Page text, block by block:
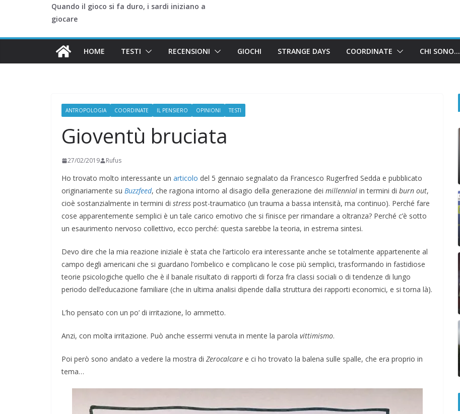
Quando il gioco si fa duro, i sardi iniziano a
giocare
HOME TESTI RECENSIONI GIOCHI STRANGE DAYS COORDINATE CHI SONO…
ANTROPOLOGIA COORDINATE IL PENSIERO OPINIONI TESTI
Gioventù bruciata
27/02/2019 Rufus
Ho trovato molto interessante un articolo del 5 gennaio segnalato da Francesco Rugerfred Sedda e pubblicato
originariamente su Buzzfeed, che ragiona intorno al disagio della generazione dei millennial in termini di burn out,
cioè sostanzialmente in termini di stress post-traumatico (un trauma a bassa intensità, ma continuo). Perché fare
cose apparentemente semplici è un tale carico emotivo che si finisce per rimandare a oltranza? Perché c’è sotto
un esaurimento nervoso collettivo, ecco perché: questa sarebbe la teoria, in estrema sintesi.
Devo dire che la mia reazione iniziale è stata che l’articolo era interessante anche se totalmente appartenente al
campo degli americani che si guardano l’ombelico e complicano le cose più semplici, trasformando in fastidiose
teorie psicologiche quello che è il banale risultato di rapporti di forza fra classi sociali o di tendenze di lungo
periodo dell’educazione familiare (che in ultima analisi dipende dalla struttura dei rapporti economici, e si torna là).
L’ho pensato con un po’ di irritazione, lo ammetto.
Anzi, con molta irritazione. Può anche essermi venuta in mente la parola vittimismo.
Poi però sono andato a vedere la mostra di Zerocalcare e ci ho trovato la balena sulle spalle, che era proprio in
tema…